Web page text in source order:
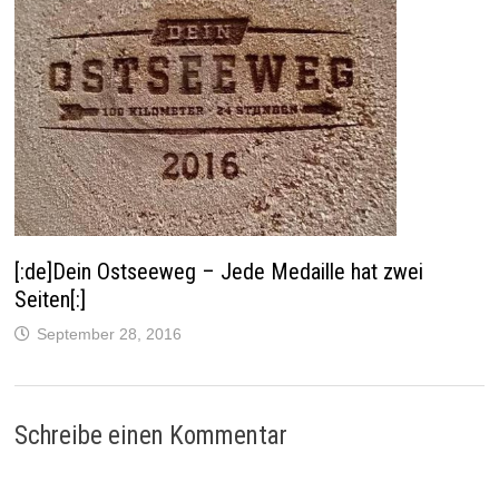
[:de]Dein Ostseeweg – Jede Medaille hat zwei
Seiten[:]
September 28, 2016
Schreibe einen Kommentar